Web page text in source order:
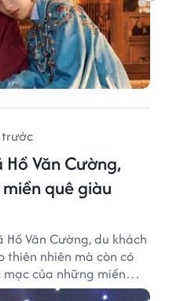
Văn Cường,
quê giàu
Văn Cường, du khách
thiên nhiên mà còn có
của những miền